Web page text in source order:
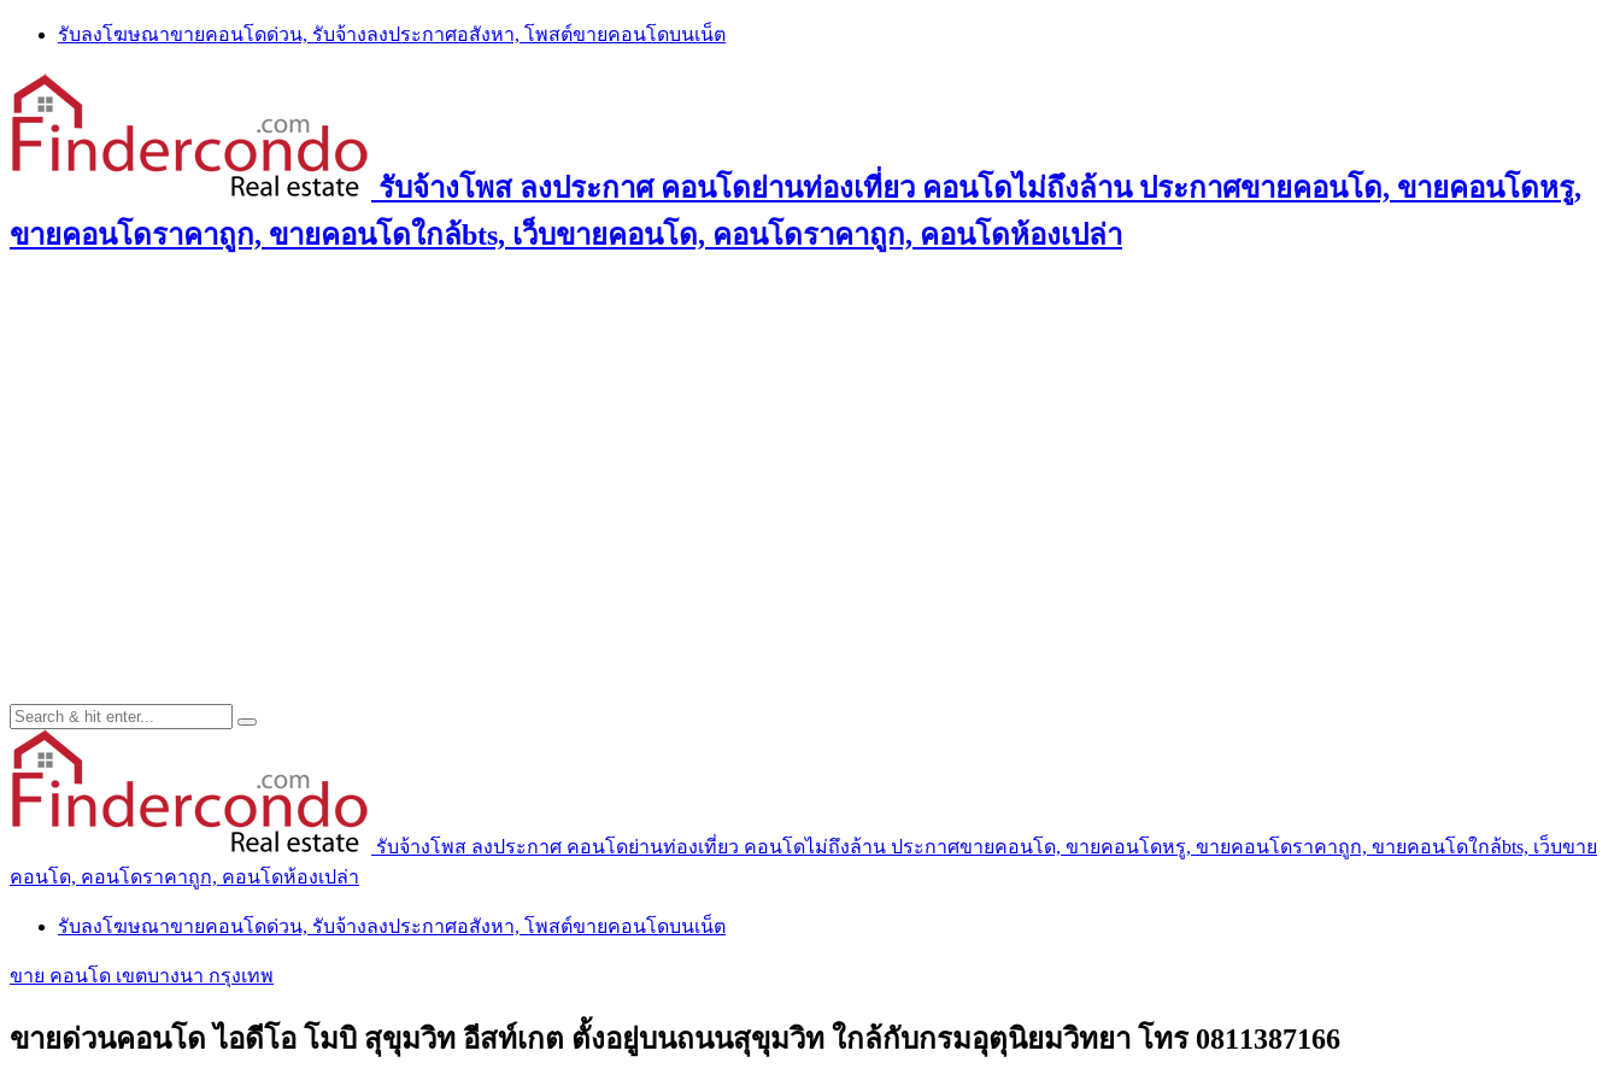
Skip
content
รับลงโฆษณาขายคอนโดด่วน, รับจ้างลงประกาศอสังหา, โพสต์ขายคอนโดบนเน็ต
รับจ้างโพส ลงประกาศ คอนโดย่านท่องเที่ยว คอนโดไม่ถึงล้าน ประกาศขายคอนโด, ขายคอนโดหรู,
ขายคอนโดราคาถูก, ขายคอนโดใกล้bts, เว็บขายคอนโด, คอนโดราคาถูก, คอนโดห้องเปล่า
รับจ้างโพส ลงประกาศ คอนโดย่านท่องเที่ยว คอนโดไม่ถึงล้าน ประกาศขายคอนโด, ขายคอนโดหรู, ขายคอนโดราคาถูก, ขายคอนโดใกล้bts, เว็บขาย
คอนโด, คอนโดราคาถูก, คอนโดห้องเปล่า
รับลงโฆษณาขายคอนโดด่วน, รับจ้างลงประกาศอสังหา, โพสต์ขายคอนโดบนเน็ต
ขาย คอนโด เขตบางนา กรุงเทพ
ขายด่วนคอนโด ไอดีโอ โมบิ สุขุมวิท อีสท์เกต ตั้งอยู่บนถนนสุขุมวิท ใกล้กับกรมอุตุนิยมวิทยา โทร 0811387166